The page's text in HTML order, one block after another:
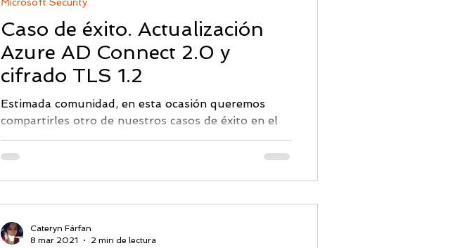
Caso de éxito. Actualización
Azure AD Connect 2.0 y
cifrado TLS 1.2
Estimada comunidad, en esta ocasión queremos
compartirles otro de nuestros casos de éxito en el
sector financiero Servicios Microsoft...
Cateryn Fárfan
8 mar 2021
2 min de lectura